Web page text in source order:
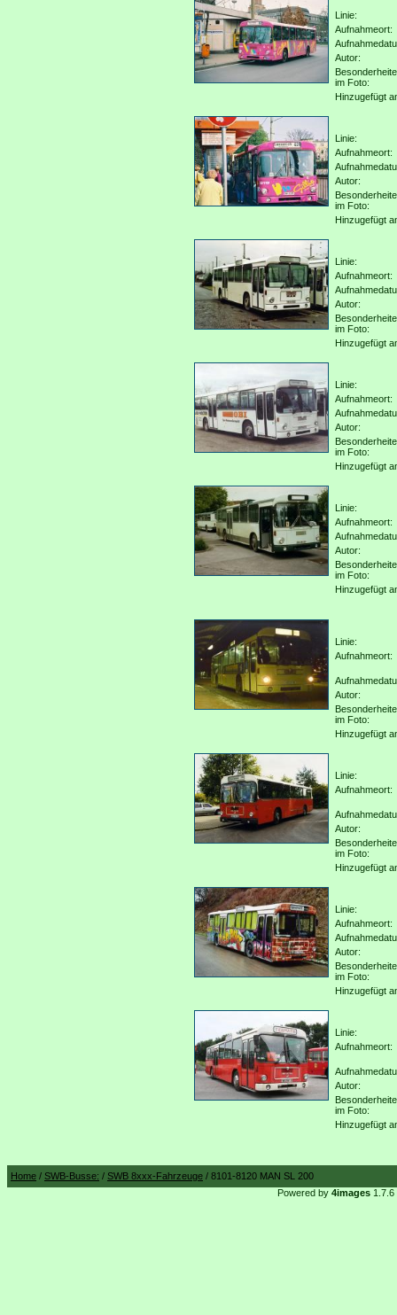
Linie:
Aufnahmeort:
Autor:
im Foto:
Hinzugefügt
Linie:
Aufnahmeort:
Autor:
im Foto:
Hinzugefügt
Linie:
Aufnahmeort:
Autor:
im Foto:
Hinzugefügt
Linie:
Aufnahmeort:
Autor:
im Foto:
Hinzugefügt
Linie:
Aufnahmeort:
Autor:
im Foto:
Hinzugefügt
Linie:
Aufnahmeort:
Autor:
im Foto:
Hinzugefügt
Linie:
Aufnahmeort:
Autor:
im Foto:
Hinzugefügt
Linie:
Aufnahmeort:
Autor:
im Foto:
Hinzugefügt
Linie:
Aufnahmeort:
Autor:
im Foto:
Hinzugefügt
Home / SWB-Busse: / SWB 8xxx-Fahrzeuge / 8101-8120 MAN SL 200
Powered by 4images1.7.6